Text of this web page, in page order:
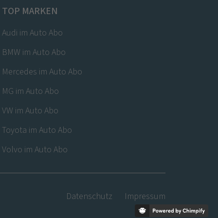
TOP MARKEN
Audi im Auto Abo
BMW im Auto Abo
Mercedes im Auto Abo
MG im Auto Abo
VW im Auto Abo
Toyota im Auto Abo
Volvo im Auto Abo
Datenschutz Impressum